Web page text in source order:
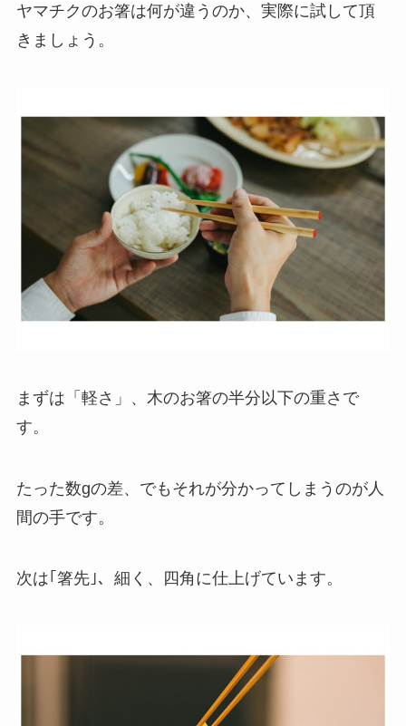
ヤマチクのお箸は何が違うのか、実際に試して頂
きましょう。
まずは「軽さ」、木のお箸の半分以下の重さで
す。
たった数gの差、でもそれが分かってしまうのが人
間の手です。
次は｢箸先｣、細く、四角に仕上げています。